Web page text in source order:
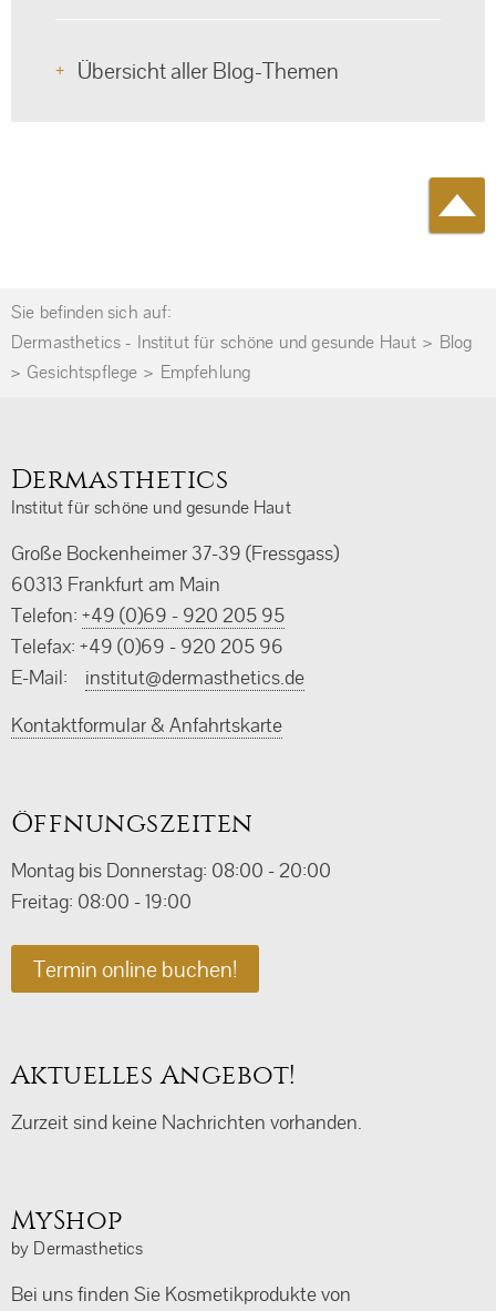
Übersicht aller Blog-Themen
Sie befinden sich auf:
Dermasthetics - Institut für schöne und gesunde Haut
Blog
Gesichtspflege
Empfehlung
Dermasthetics
Institut für schöne und gesunde Haut
Große Bockenheimer 37-39 (Fressgass)
60313 Frankfurt am Main
Telefon: +49 (0)69 - 920 205 95
Telefax: +49 (0)69 - 920 205 96
E-Mail: ed.scitehtsamred@tutitsni
Kontaktformular & Anfahrtskarte
Öffnungszeiten
Montag bis Donnerstag: 08:00 - 20:00
Freitag: 08:00 - 19:00
Termin online buchen!
Aktuelles Angebot!
Zurzeit sind keine Nachrichten vorhanden.
MyShop
by Dermasthetics
Bei uns finden Sie Kosmetikprodukte von